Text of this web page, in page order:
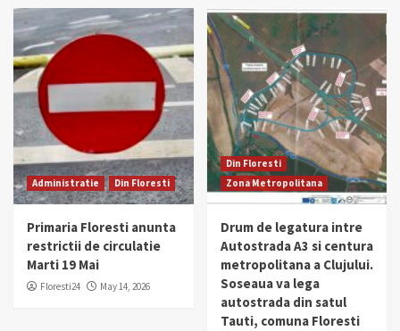
Administratie Din Floresti
Primaria Floresti anunta
restrictii de circulatie
Marti 19 Mai
Floresti24 May 14, 2026
Din Floresti
Zona Metropolitana
Drum de legatura intre
Autostrada A3 si centura
metropolitana a Clujului.
Soseaua va lega
autostrada din satul
Tauti, comuna Floresti